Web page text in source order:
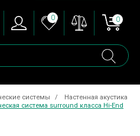
0 0
системы
Настенная акустика
система surround класса Hi-End